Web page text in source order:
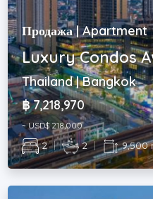
Продажа | Apartment
Luxury Condos
Thailand | Bangkok
฿ 7,218,970
~ USD$ 218,000
2 | 2 | 9,500